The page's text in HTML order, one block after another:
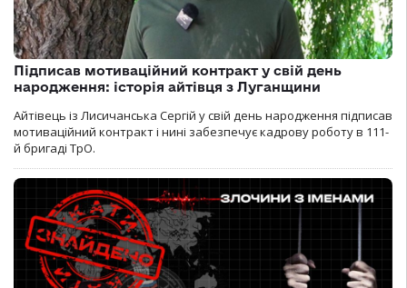
Підписав мотиваційний контракт у свій день
народження: історія айтівця з Луганщини
Айтівець із Лисичанська Сергій у свій день народження підписав
мотиваційний контракт і нині забезпечує кадрову роботу в 111-
й бригаді ТрО.